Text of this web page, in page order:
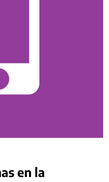
en la